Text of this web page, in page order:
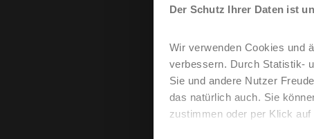
Der Schutz Ihrer Daten ist
Wir verwenden Cookies und
verbessern. Durch Statistik-
Sie und andere Nutzer
das natürlich auch. Sie
zustimmen oder per Klick auf